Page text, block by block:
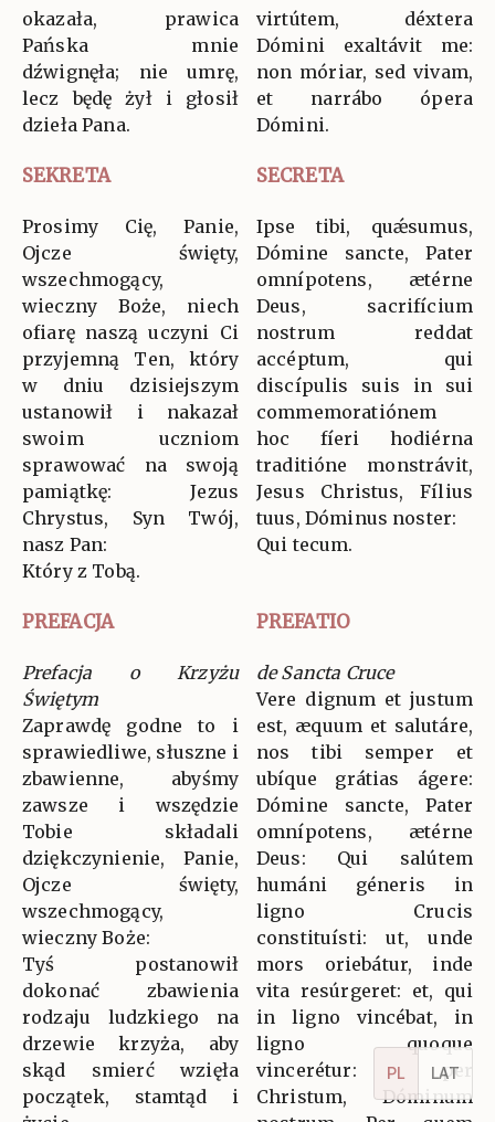
okazała, prawica
Pańska mnie
dźwignęła; nie umrę,
lecz będę żył i głosił
dzieła Pana.
virtútem, déxtera
Dómini exaltávit me:
non móriar, sed vivam,
et narrábo ópera
Dómini.
SEKRETA SECRETA
Prosimy Cię, Panie,
Ojcze święty,
wszechmogący,
wieczny Boże, niech
ofiarę naszą uczyni Ci
przyjemną Ten, który
w dniu dzisiejszym
ustanowił i nakazał
swoim uczniom
sprawować na swoją
pamiątkę: Jezus
Chrystus, Syn Twój,
nasz Pan:
Który z Tobą.
Ipse tibi, quǽsumus,
Dómine sancte, Pater
omnípotens, ætérne
Deus, sacrifícium
nostrum reddat
accéptum, qui
discípulis suis in sui
commemoratiónem
hoc fíeri hodiérna
traditióne monstrávit,
Jesus Christus, Fílius
tuus, Dóminus noster:
Qui tecum.
PREFACJA PREFATIO
Prefacja o Krzyżu
Świętym
Zaprawdę godne to i
sprawiedliwe, słuszne i
zbawienne, abyśmy
zawsze i wszędzie
Tobie składali
dziękczynienie, Panie,
Ojcze święty,
wszechmogący,
wieczny Boże:
Tyś postanowił
dokonać zbawienia
rodzaju ludzkiego na
drzewie krzyża, aby
skąd smierć wzięła
początek, stamtąd i
de Sancta Cruce
Vere dignum et justum
est, æquum et salutáre,
nos tibi semper et
ubíque grátias ágere:
Dómine sancte, Pater
omnípotens, ætérne
Deus: Qui salútem
humáni géneris in
ligno Crucis
constituísti: ut, unde
mors oriebátur, inde
vita resúrgeret: et, qui
in ligno vincébat, in
ligno quoque
vincerétur: per
Christum, Dóminum
PL LAT